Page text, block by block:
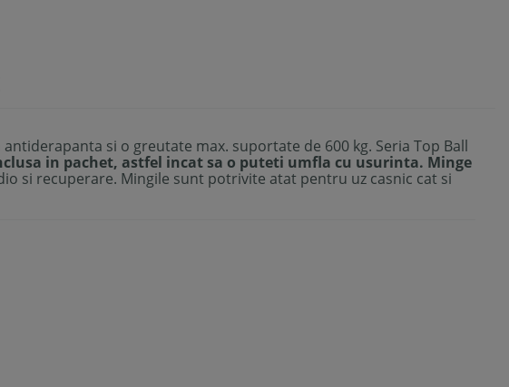
si o greutate max. suportate de 600 kg. Seria Top Ball
in pachet, astfel incat sa o puteti umfla cu usurinta. Minge
si recuperare. Mingile sunt potrivite atat pentru uz casnic cat si